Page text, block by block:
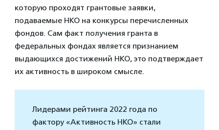
которую проходят грантовые заявки,
подаваемые НКО на конкурсы перечисленных
фондов. Сам факт получения гранта в
федеральных фондах является признанием
выдающихся достижений НКО, это подтверждает
их активность в широком смысле.
Лидерами рейтинга 2022 года по
фактору «Активность НКО» стали